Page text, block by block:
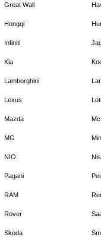
Great Wall
Hongqi
Infiniti
Kia
Lamborghini
Lexus
Mazda
MG
NIO
Pagani
RAM
Rover
Skoda